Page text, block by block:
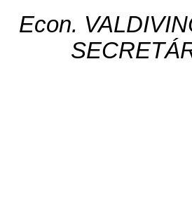
Econ.